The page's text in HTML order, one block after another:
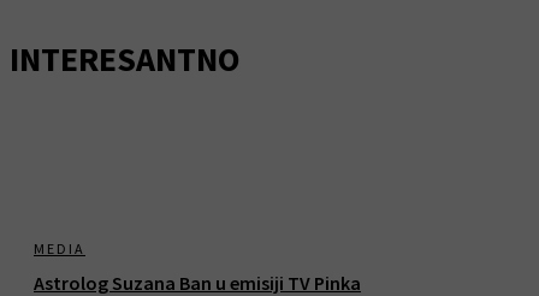
INTERESANTNO
MEDIA
Astrolog Suzana Ban u emisiji TV Pinka